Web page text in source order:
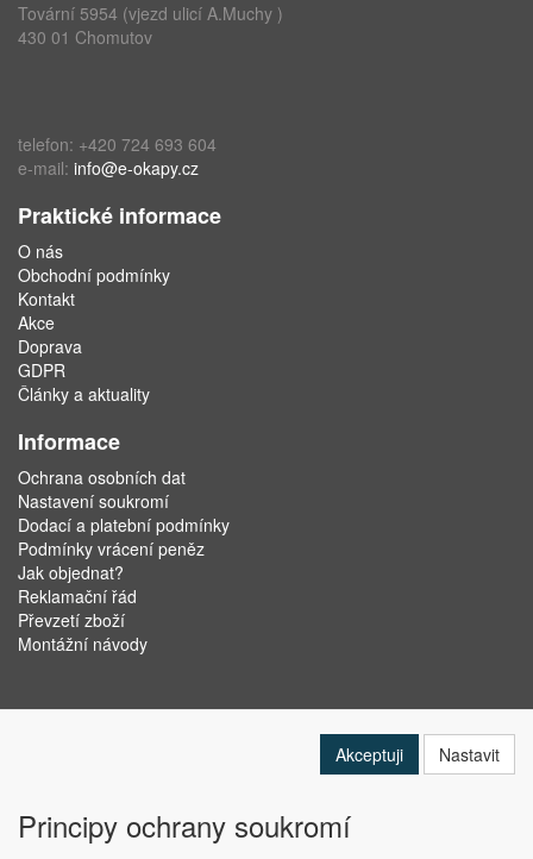
Tovární 5954 (vjezd ulicí A.Muchy )
430 01 Chomutov
telefon: +420 724 693 604
e-mail: info@e-okapy.cz
Praktické informace
O nás
Obchodní podmínky
Kontakt
Akce
Doprava
GDPR
Články a aktuality
Informace
Ochrana osobních dat
Nastavení soukromí
Dodací a platební podmínky
Podmínky vrácení peněz
Jak objednat?
Reklamační řád
Převzetí zboží
Montážní návody
Akceptuji Nastavit
Principy ochrany soukromí